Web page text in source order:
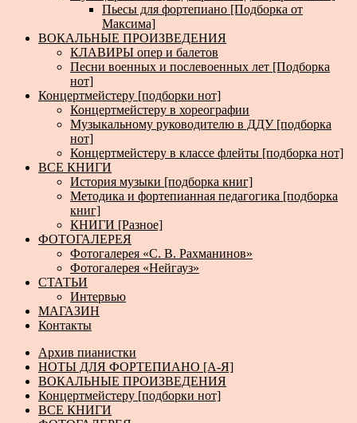
Пьесы для фортепиано [Подборка от
Максима]
ВОКАЛЬНЫЕ ПРОИЗВЕДЕНИЯ
КЛАВИРЫ опер и балетов
Песни военных и послевоенных лет [Подборка
нот]
Концертмейстеру [подборки нот]
Концертмейстеру в хореографии
Музыкальному руководителю в ДДУ [подборка
нот]
Концертмейстеру в классе флейты [подборка нот]
ВСЕ КНИГИ
История музыки [подборка книг]
Методика и фортепианная педагогика [подборка
книг]
КНИГИ [Разное]
ФОТОГАЛЕРЕЯ
Фотогалерея «С. В. Рахманинов»
Фотогалерея «Нейгауз»
СТАТЬИ
Интервью
МАГАЗИН
Контакты
Архив пианистки
НОТЫ ДЛЯ ФОРТЕПИАНО [А-Я]
ВОКАЛЬНЫЕ ПРОИЗВЕДЕНИЯ
Концертмейстеру [подборки нот]
ВСЕ КНИГИ